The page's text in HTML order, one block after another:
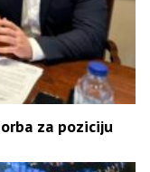
za poziciju